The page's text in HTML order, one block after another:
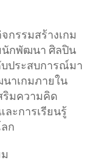
กรรมสร้างเกม
นักพัฒนา ศิลปิน
ประสบการณ์มา
าเกมภายใน
ริมความคิด
ะการเรียนรู้
ก